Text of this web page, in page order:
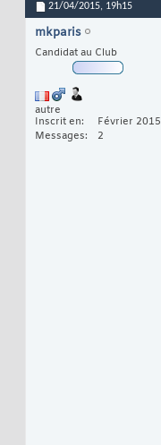
21/04/2015, 19h15
mkparis
Candidat au Club
autre
Inscrit en
Février 2015
Messages
2